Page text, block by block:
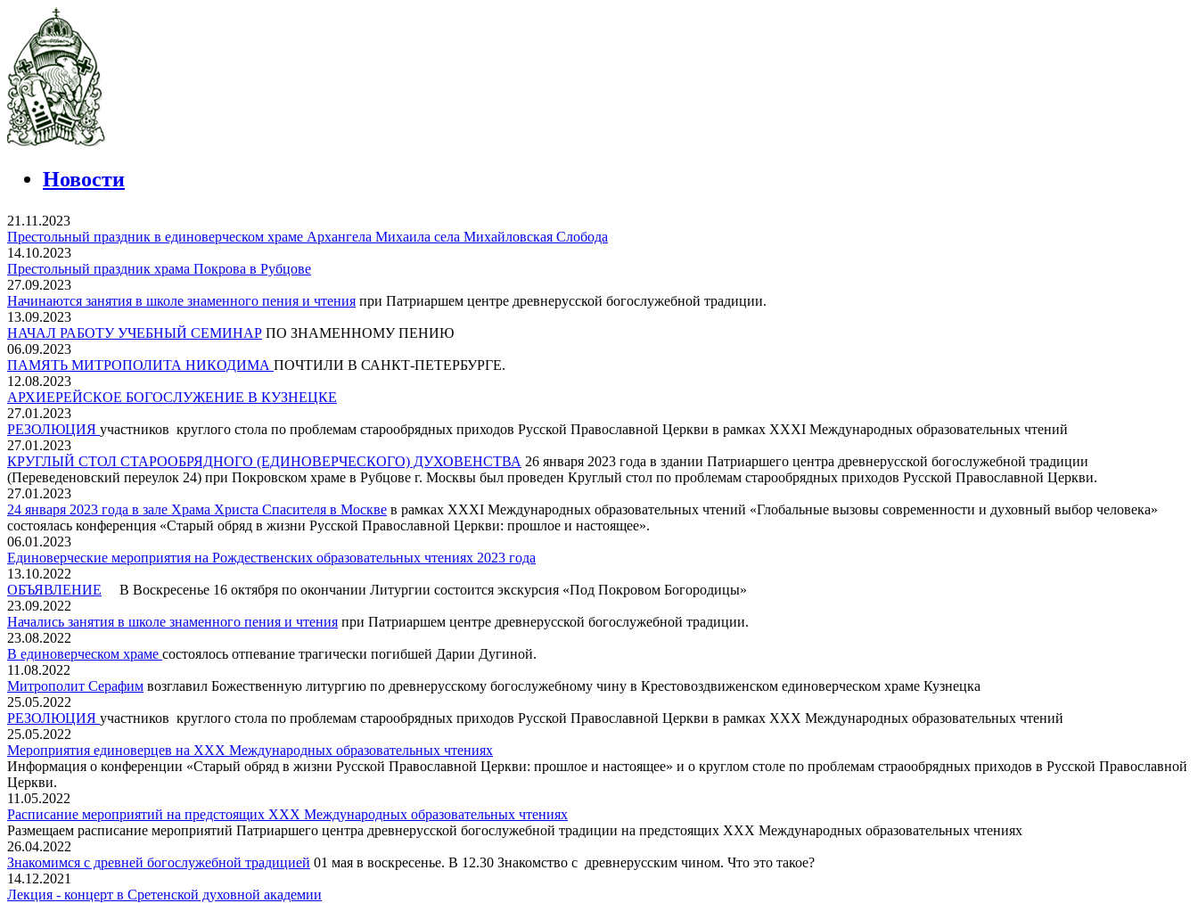
Новости
21.11.2023
Престольный праздник в единоверческом храме Архангела Михаила села Михайловская Слобода
14.10.2023
Престольный праздник храма Покрова в Рубцове
27.09.2023
Начинаются занятия в школе знаменного пения и чтения при Патриаршем центре древнерусской богослужебной традиции.
13.09.2023
НАЧАЛ РАБОТУ УЧЕБНЫЙ СЕМИНАР ПО ЗНАМЕННОМУ ПЕНИЮ
06.09.2023
ПАМЯТЬ МИТРОПОЛИТА НИКОДИМА ПОЧТИЛИ В САНКТ-ПЕТЕРБУРГЕ.
12.08.2023
АРХИЕРЕЙСКОЕ БОГОСЛУЖЕНИЕ В КУЗНЕЦКЕ
27.01.2023
РЕЗОЛЮЦИЯ участников круглого стола по проблемам старообрядных приходов Русской Православной Церкви в рамках XXXI Международных образовательных чтений
27.01.2023
КРУГЛЫЙ СТОЛ СТАРООБРЯДНОГО (ЕДИНОВЕРЧЕСКОГО) ДУХОВЕНСТВА 26 января 2023 года в здании Патриаршего центра древнерусской богослужебной традиции
(Переведеновский переулок 24) при Покровском храме в Рубцове г. Москвы был проведен Круглый стол по проблемам старообрядных приходов Русской Православной Церкви.
27.01.2023
24 января 2023 года в зале Храма Христа Спасителя в Москве в рамках XXXI Международных образовательных чтений «Глобальные вызовы современности и духовный выбор человека»
состоялась конференция «Старый обряд в жизни Русской Православной Церкви: прошлое и настоящее».
06.01.2023
Единоверческие мероприятия на Рождественских образовательных чтениях 2023 года
13.10.2022
ОБЪЯВЛЕНИЕ В Воскресенье 16 октября по окончании Литургии состоится экскурсия «Под Покровом Богородицы»
23.09.2022
Начались занятия в школе знаменного пения и чтения при Патриаршем центре древнерусской богослужебной традиции.
23.08.2022
В единоверческом храме состоялось отпевание трагически погибшей Дарии Дугиной.
11.08.2022
Митрополит Серафим возглавил Божественную литургию по древнерусскому богослужебному чину в Крестовоздвиженском единоверческом храме Кузнецка
25.05.2022
РЕЗОЛЮЦИЯ участников круглого стола по проблемам старообрядных приходов Русской Православной Церкви в рамках XXX Международных образовательных чтений
25.05.2022
Мероприятия единоверцев на XXX Международных образовательных чтениях
Информация о конференции «Старый обряд в жизни Русской Православной Церкви: прошлое и настоящее» и о круглом столе по проблемам страообрядных приходов в Русской Православной
Церкви.
11.05.2022
Расписание мероприятий на предстоящих XXX Международных образовательных чтениях
Размещаем расписание мероприятий Патриаршего центра древнерусской богослужебной традиции на предстоящих XXX Международных образовательных чтениях
26.04.2022
Знакомимся с древней богослужебной традицией 01 мая в воскресенье. В 12.30 Знакомство с древнерусским чином. Что это такое?
14.12.2021
Лекция - концерт в Сретенской духовной академии